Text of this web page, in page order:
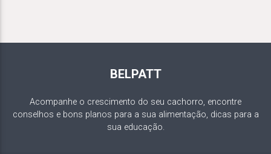
BELPATT
Acompanhe o crescimento do seu cachorro, encontre
conselhos e bons planos para a sua alimentação, dicas para a
sua educação.